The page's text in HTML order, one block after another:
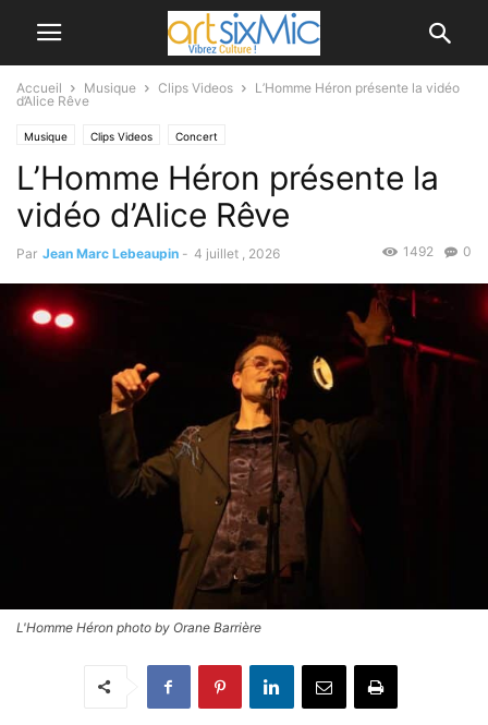
Accueil Musique Clips Videos
L’Homme Héron présente la vidéo
d’Alice Rêve
Musique Clips Videos Concert
L’Homme Héron présente la
vidéo d’Alice Rêve
Par Jean Marc Lebeaupin - 4 juillet , 2026 0
1492
L'Homme Héron photo by Orane Barrière